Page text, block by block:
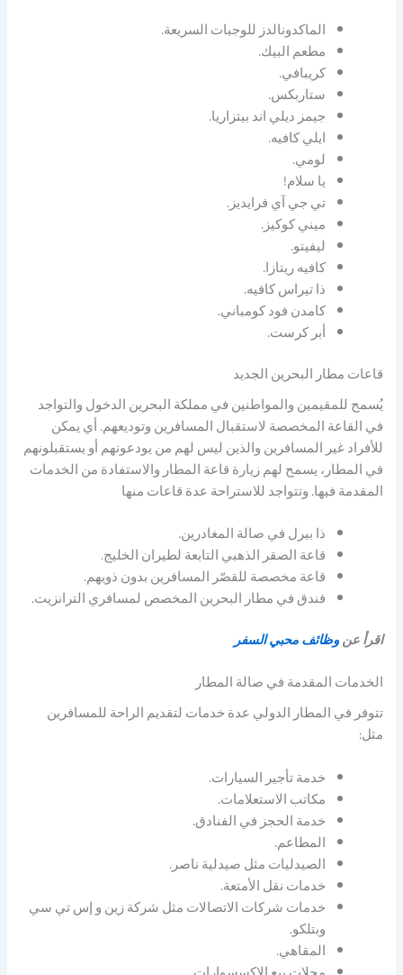
الماكدونالدز للوجبات السريعة.
مطعم البيك.
كريبافي.
ستاربكس.
جيمز ديلي اند بيتزاريا.
ايلي كافيه.
لومي.
يا سلام!
تي جي آي فرايديز.
ميني كوكيز.
ليفيتو.
كافيه ريتازا.
ذا تيراس كافيه.
كامدن فود كومباني.
أبر كرست.
قاعات مطار البحرين الجديد
يُسمح للمقيمين والمواطنين في مملكة البحرين الدخول والتواجد
في القاعة المخصصة لاستقبال المسافرين وتوديعهم. أي يمكن
للأفراد غير المسافرين والذين ليس لهم من يودعونهم أو يستقبلونهم
في المطار، يسمح لهم زيارة قاعة المطار والاستفادة من الخدمات
المقدمة فيها. وتتواجد للاستراحة عدة قاعات منها
ذا بيرل في صالة المغادرين.
قاعة الصقر الذهبي التابعة لطيران الخليج.
قاعة مخصصة للقصّر المسافرين بدون ذويهم.
فندق في مطار البحرين المخصص لمسافري الترانزيت.
اقرأ عنوظائف محبي السفر
الخدمات المقدمة في صالة المطار
تتوفر في المطار الدولي عدة خدمات لتقديم الراحة للمسافرين
مثل:
خدمة تأجير السيارات.
مكاتب الاستعلامات.
خدمة الحجز في الفنادق.
المطاعم.
الصيدليات مثل صيدلية ناصر.
خدمات نقل الأمتعة.
خدمات شركات الاتصالات مثل شركة زين و إس تي سي
وبتلكو.
المقاهي.